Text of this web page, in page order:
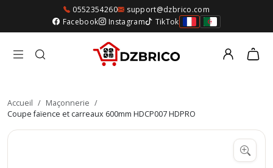
0552354260
support@dzbrico.com
Facebook
Instagram TikTok
Accueil / Maçonnerie /
Coupe faïence et carreaux 600mm HDCP007 HDPRO